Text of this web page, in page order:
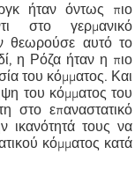
ήταν όντως πιο
στο γερμανικό
θεωρούσε αυτό το
η Ρόζα ήταν η πιο
του κόμματος. Και
του κόμματος του
στο επαναστατικό
ικανότητά τους να
κόμματος κατά